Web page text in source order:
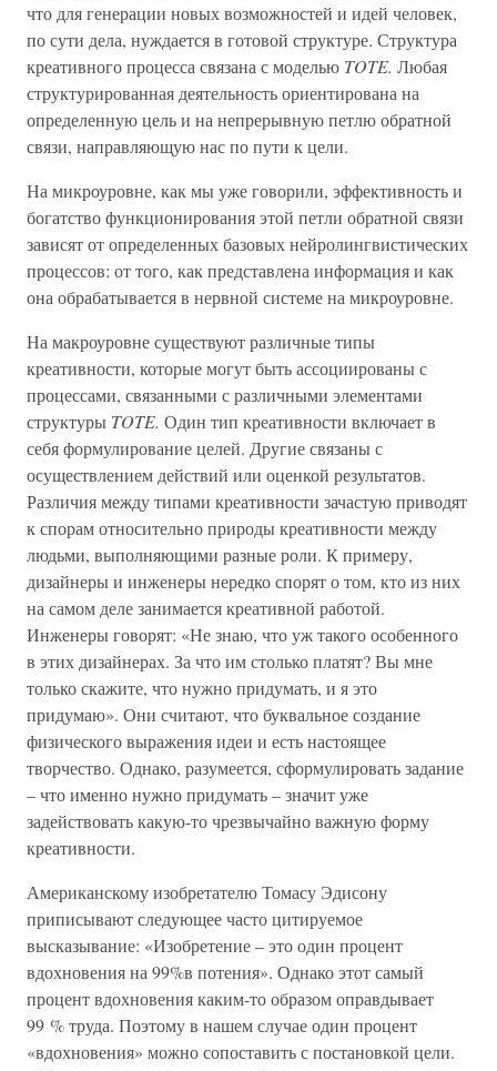
что для генерации новых возможностей и идей человек,
по сути дела, нуждается в готовой структуре. Структура
креативного процесса связана с моделью TOTE. Любая
структурированная деятельность ориентирована на
определенную цель и на непрерывную петлю обратной
связи, направляющую нас по пути к цели.
На микроуровне, как мы уже говорили, эффективность и
богатство функционирования этой петли обратной связи
зависят от определенных базовых нейролингвистических
процессов: от того, как представлена информация и как
она обрабатывается в нервной системе на микроуровне.
На макроуровне существуют различные типы
креативности, которые могут быть ассоциированы с
процессами, связанными с различными элементами
структуры TOTE. Один тип креативности включает в
себя формулирование целей. Другие связаны с
осуществлением действий или оценкой результатов.
Различия между типами креативности зачастую приводят
к спорам относительно природы креативности между
людьми, выполняющими разные роли. К примеру,
дизайнеры и инженеры нередко спорят о том, кто из них
на самом деле занимается креативной работой.
Инженеры говорят: «Не знаю, что уж такого особенного
в этих дизайнерах. За что им столько платят? Вы мне
только скажите, что нужно придумать, и я это
придумаю». Они считают, что буквальное создание
физического выражения идеи и есть настоящее
творчество. Однако, разумеется, сформулировать задание
– что именно нужно придумать – значит уже
задействовать какую-то чрезвычайно важную форму
креативности.
Американскому изобретателю Томасу Эдисону
приписывают следующее часто цитируемое
высказывание: «Изобретение – это один процент
вдохновения на 99%в потения». Однако этот самый
процент вдохновения каким-то образом оправдывает
99 % труда. Поэтому в нашем случае один процент
«вдохновения» можно сопоставить с постановкой цели.